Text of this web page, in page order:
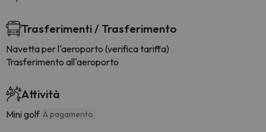
Trasferimenti / Trasferimento
Navetta per l'aeroporto (verifica tariffa)
Trasferimento all'aeroporto
Attività
Mini golf A pagamento